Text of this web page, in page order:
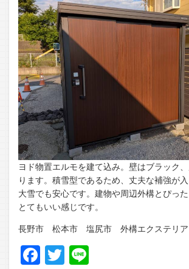
ヨド物置エルモを建て込み。壁はブラック
ります。積雪型であるため、丈夫な補強が入
大雪でも安心です。建物や周辺外構とぴった
とてもいい感じです。
長野市 松本市 塩尻市 外構エクステリア
Facebook
Twitter